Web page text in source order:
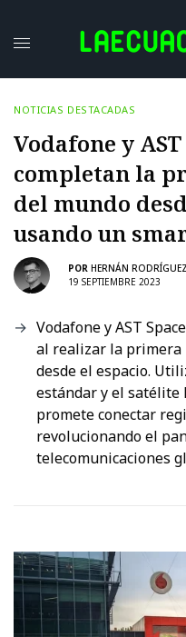
NOTICIAS DESTACADAS
Vodafone y
completan la
del mundo
usando un
POR HERNÁN RODRÍGUEZ
19 SEPTIEMBRE 2023
Vodafone y AST
al realizar la primera
desde el espacio.
estándar y el satélite
promete conectar
revolucionando el
telecomunicaciones